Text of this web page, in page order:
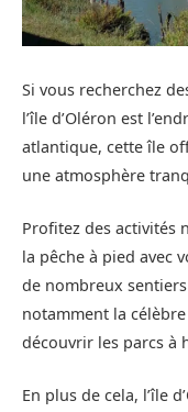
Si vous recherchez
l’île d’Oléron est
atlantique, cette île
une atmosphère
Profitez des activités
la pêche à pied avec
de nombreux
notamment la
découvrir les parcs à
En plus de cela, l’île